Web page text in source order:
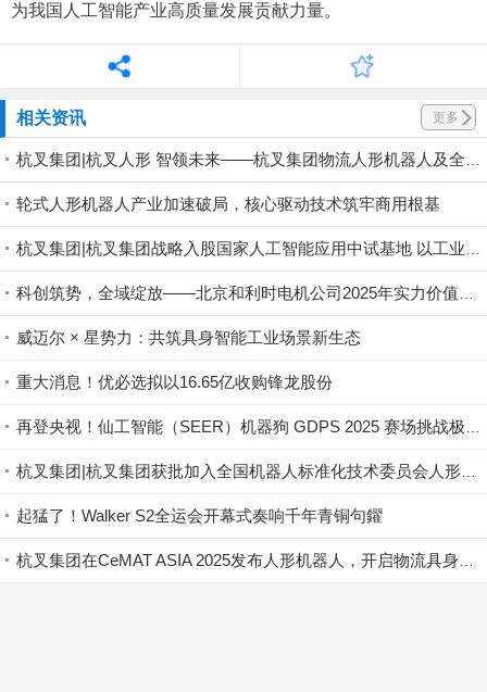
为我国人工智能产业高质量发展贡献力量。
相关资讯 更多
轮式人形机器人产业加速破局，核心驱动技术筑牢商用根基
威迈尔 × 星势力：共筑具身智能工业场景新生态
重大消息！优必选拟以16.65亿收购锋龙股份
起猛了！Walker S2全运会开幕式奏响千年青铜句鑃